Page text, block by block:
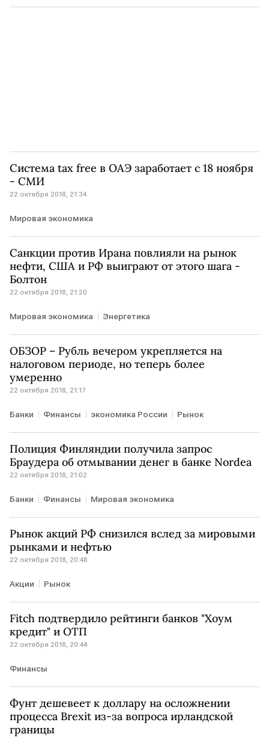
Бизнес
Система tax free в ОАЭ заработает с 18 ноября
- СМИ
22 октября 2018, 21:34
Мировая экономика
Санкции против Ирана повлияли на рынок
нефти, США и РФ выиграют от этого шага -
Болтон
22 октября 2018, 21:20
Мировая экономика Энергетика
ОБЗОР – Рубль вечером укрепляется на
налоговом периоде, но теперь более
умеренно
22 октября 2018, 21:17
Банки Финансы экономика России Рынок
Полиция Финляндии получила запрос
Браудера об отмывании денег в банке Nordea
22 октября 2018, 21:02
Банки Финансы Мировая экономика
Рынок акций РФ снизился вслед за мировыми
рынками и нефтью
22 октября 2018, 20:48
Акции Рынок
Fitch подтвердило рейтинги банков "Хоум
кредит" и ОТП
22 октября 2018, 20:44
Финансы
Фунт дешевеет к доллару на осложнении
процесса Brexit из-за вопроса ирландской
границы